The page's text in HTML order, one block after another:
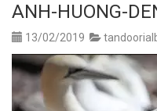
ANH-HUONG-
13/02/2019